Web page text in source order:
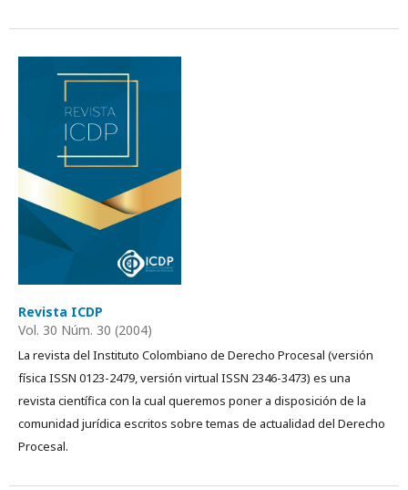
Revista ICDP
Vol. 30 Núm. 30 (2004)
La revista del Instituto Colombiano de Derecho Procesal (versión
física ISSN 0123-2479, versión virtual ISSN 2346-3473) es una
revista científica con la cual queremos poner a disposición de la
comunidad jurídica escritos sobre temas de actualidad del Derecho
Procesal.